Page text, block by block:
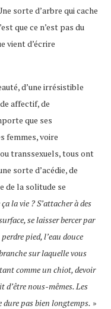
sorte d’arbre qui cache
que ce n’est pas du
vient d’écrire
d’une irrésistible
affectif, de
que ses
femmes, voire
transsexuels, tous ont
sorte d’acédie, de
de la solitude se
la vie ? S’attacher à des
se laisser bercer par
pied, l’eau douce
sur laquelle vous
comme un chiot, devoir
d’être nous-mêmes. Les
dure pas bien longtemps. »